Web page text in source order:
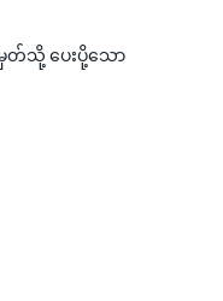
မှတ်သို့ ပေးပို့သော